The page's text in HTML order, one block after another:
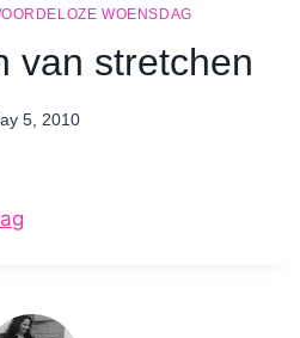
WOENSDAG
van stretchen
By
5, 2010